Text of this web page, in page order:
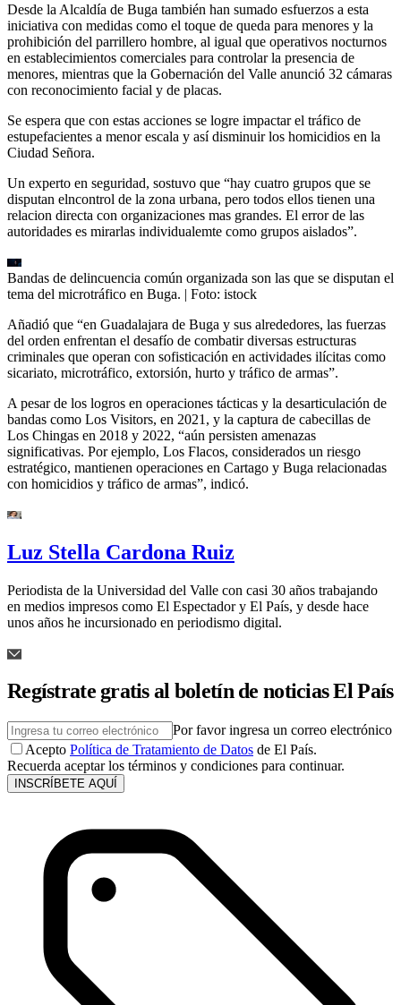
Desde la Alcaldía de Buga también han sumado esfuerzos a esta
iniciativa con medidas como el toque de queda para menores y la
prohibición del parrillero hombre, al igual que operativos nocturnos
en establecimientos comerciales para controlar la presencia de
menores, mientras que la Gobernación del Valle anunció 32 cámaras
con reconocimiento facial y de placas.
Se espera que con estas acciones se logre impactar el tráfico de
estupefacientes a menor escala y así disminuir los homicidios en la
Ciudad Señora.
Un experto en seguridad, sostuvo que “hay cuatro grupos que se
disputan elncontrol de la zona urbana, pero todos ellos tienen una
relacion directa con organizaciones mas grandes. El error de las
autoridades es mirarlas individualemte como grupos aislados”.
Bandas de delincuencia común organizada son las que se disputan el
tema del microtráfico en Buga. | Foto: istock
Añadió que “en Guadalajara de Buga y sus alrededores, las fuerzas
del orden enfrentan el desafío de combatir diversas estructuras
criminales que operan con sofisticación en actividades ilícitas como
sicariato, microtráfico, extorsión, hurto y tráfico de armas”.
A pesar de los logros en operaciones tácticas y la desarticulación de
bandas como Los Visitors, en 2021, y la captura de cabecillas de
Los Chingas en 2018 y 2022, “aún persisten amenazas
significativas. Por ejemplo, Los Flacos, considerados un riesgo
estratégico, mantienen operaciones en Cartago y Buga relacionadas
con homicidios y tráfico de armas”, indicó.
Luz Stella Cardona Ruiz
Periodista de la Universidad del Valle con casi 30 años trabajando
en medios impresos como El Espectador y El País, y desde hace
unos años he incursionado en periodismo digital.
Regístrate gratis al boletín de noticias El País
Por favor ingresa un correo electrónico
Acepto Política de Tratamiento de Datos de El País.
Recuerda aceptar los términos y condiciones para continuar.
INSCRÍBETE AQUÍ